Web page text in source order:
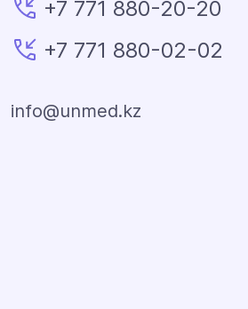
+7 771 880-20-20
+7 771 880-02-02
info@unmed.kz